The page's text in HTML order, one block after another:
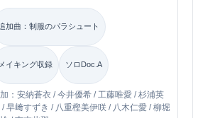
加曲：制服のパラシュート
メイキング収録 ソロDoc.A
：安納蒼衣 / 今井優希 / 工藤唯愛 / 杉浦英
/ 早﨑すずき / 八重樫美伊咲 / 八木仁愛 / 柳堀